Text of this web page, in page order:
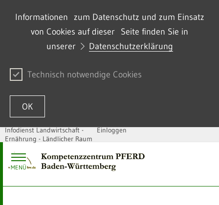
Informationen zum Datenschutz und zum Einsatz
von Cookies auf dieser Seite finden Sie in
unserer
Datenschutzerklärung
Technisch notwendige Cookies
OK
Zum Inhalt springen
Infodienst Landwirtschaft -
Ernährung - Ländlicher Raum
Einloggen
MENÜ